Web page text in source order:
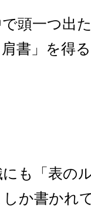
頭一つ出
書」を得
も「表の
か書かれ